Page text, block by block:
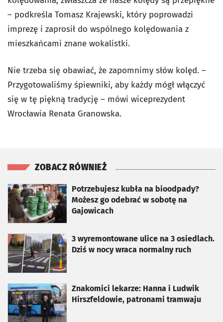
– podkreśla Tomasz Krajewski, który poprowadzi
imprezę i zaprosił do wspólnego kolędowania z
mieszkańcami znane wokalistki.
Nie trzeba się obawiać, że zapomnimy słów kolęd. –
Przygotowaliśmy śpiewniki, aby każdy mógł włączyć
się w tę piękną tradycję – mówi wiceprezydent
Wrocławia Renata Granowska.
ZOBACZ RÓWNIEŻ
Potrzebujesz kubła na bioodpady?
Możesz go odebrać w sobotę na
Gajowicach
otworzy się w nowej karcie
3 wyremontowane ulice na 3 osiedlach.
Dziś w nocy wraca normalny ruch
otworzy się w nowej karcie
Znakomici lekarze: Hanna i Ludwik
Hirszfeldowie, patronami tramwaju
otworzy się w nowej karcie